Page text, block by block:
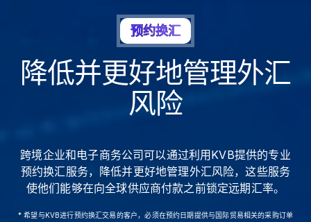
预约换汇
降低并更好地管理外汇
风险
跨境企业和电子商务公司可以通过利用KVB提供的专业
预约换汇服务，降低并更好地管理外汇风险，这些服务
使他们能够在向全球供应商付款之前锁定远期汇率。
* 希望与KVB进行预约换汇交易的客户，必须在预约日期提供与国际贸易相关的采购订单